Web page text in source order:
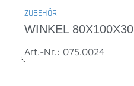
ZUBEHÖR
WINKEL 80X100X30
Art.-Nr.: 075.0024